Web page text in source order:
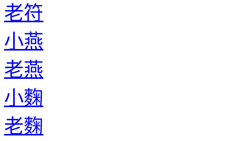
老符
小燕
老燕
小麴
老麴